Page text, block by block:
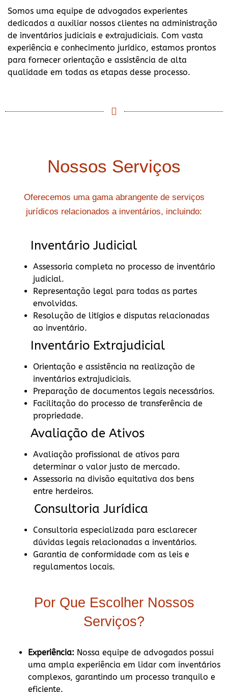
Somos uma equipe de advogados experientes
dedicados a auxiliar nossos clientes na administração
de inventários judiciais e extrajudiciais. Com vasta
experiência e conhecimento jurídico, estamos prontos
para fornecer orientação e assistência de alta
qualidade em todas as etapas desse processo.
Nossos Serviços
Oferecemos uma gama abrangente de serviços
jurídicos relacionados a inventários, incluindo:
Inventário Judicial
Assessoria completa no processo de inventário
judicial.
Representação legal para todas as partes
envolvidas.
Resolução de litígios e disputas relacionadas
ao inventário.
Inventário Extrajudicial
Orientação e assistência na realização de
inventários extrajudiciais.
Preparação de documentos legais necessários.
Facilitação do processo de transferência de
propriedade.
Avaliação de Ativos
Avaliação profissional de ativos para
determinar o valor justo de mercado.
Assessoria na divisão equitativa dos bens
entre herdeiros.
Consultoria Jurídica
Consultoria especializada para esclarecer
dúvidas legais relacionadas a inventários.
Garantia de conformidade com as leis e
regulamentos locais.
Por Que Escolher Nossos
Serviços?
Experiência: Nossa equipe de advogados possui
uma ampla experiência em lidar com inventários
complexos, garantindo um processo tranquilo e
eficiente.